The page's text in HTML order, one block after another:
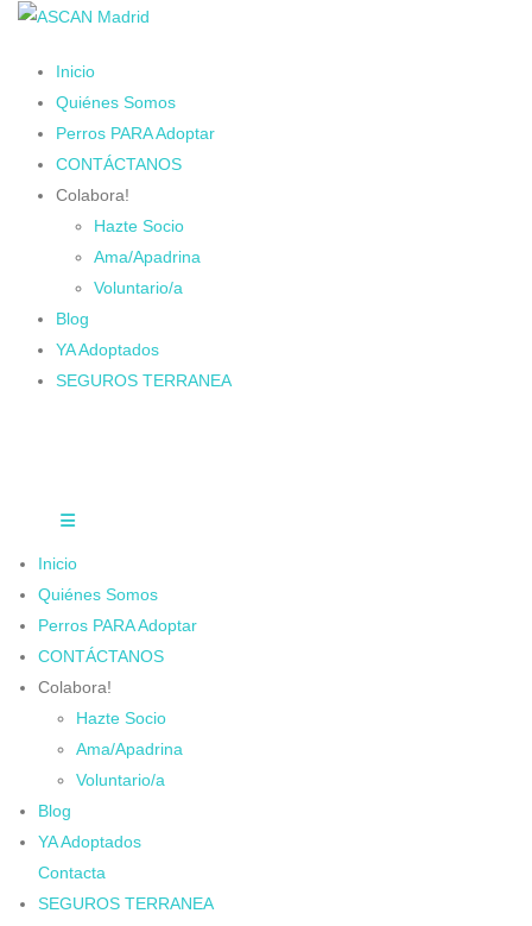
Inicio
Quiénes Somos
Perros PARA Adoptar
CONTÁCTANOS
Colabora!
Hazte Socio
Ama/Apadrina
Voluntario/a
Blog
YA Adoptados
SEGUROS TERRANEA
Inicio
Quiénes Somos
Perros PARA Adoptar
CONTÁCTANOS
Colabora!
Hazte Socio
Ama/Apadrina
Voluntario/a
Blog
YA Adoptados
Contacta
SEGUROS TERRANEA